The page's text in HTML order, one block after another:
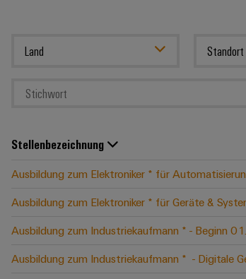
Land Standort
Stellenbezeichnung
Ausbildung zum Elektroniker * für
Ausbildung zum Elektroniker * für Geräte &
Ausbildung zum Industriekaufmann * - Beginn
Ausbildung zum Industriekaufmann * ​ - Digitale